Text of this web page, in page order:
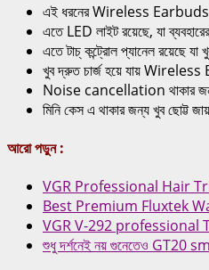
এই ধরনের Wireless Earbuds
এতে LED লাইট রয়েছে, যা
এতে টাচ্ কন্ট্রোল প্যানেল রয়েছে যা
খুব দ্রুত চার্জ হয়ে যায় Wireless
Noise cancellation থাকার জন্য
মিনি কেস এ থাকার জন্য খুব ছোট্ট
আরো পড়ুন :
VGR Professional Hair
Best Premium Fluxtek
VGR V-292 professional
শুধু দর্শনেই নয় গুনেতেও GT20